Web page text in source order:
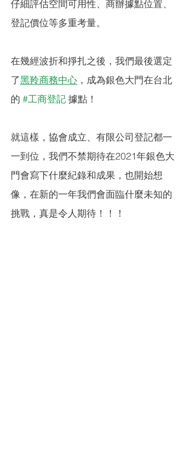
仔細評估空間可用性、商辦據點位置、
登記價位等多重考量。
在幾經波折和掙扎之後，我們最後選定
了黑羚商務中心 ，成為銀色大門在台北
的 #工商登記 據點！
就這樣，協會成立、有限公司登記都一
一到位，我們不禁期待在2021年銀色大
門會寫下什麼紀錄和成果，也開始想
像，在新的一年我們會面臨什麼未知的
挑戰，真是令人期待！！！